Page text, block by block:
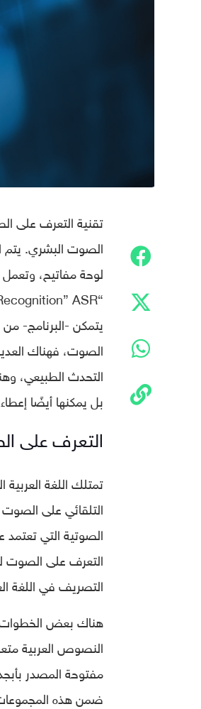
تقنية التعرف على
الصوت البشري. يتم
لوحة مفاتيح،
الصوت، فهناك
التحدث الطبيعي،
بل يمكنها أيضًا
التعرف على
تمتلك اللغة
التلقائي على الصوت
الصوتية التي
التعرف على الصوت
التصريف في اللغة
هناك بعض الخطوات
النصوص العربية
مفتوحة المصدر
ضمن هذه